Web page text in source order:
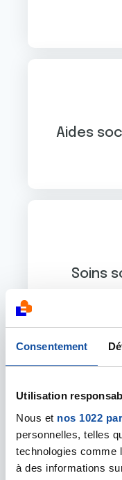
Consentement
Utilisation
Nous et nos 1022
personnelles, telles
technologies comme
à des informations
Aides
Soins